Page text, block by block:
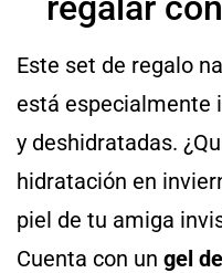
Este set de regalo
está especialmente
y deshidratadas.
hidratación en
piel de tu amiga
Cuenta con un gel